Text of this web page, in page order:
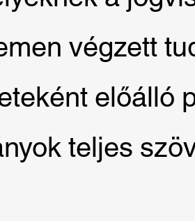
végzett
előálló
teljes